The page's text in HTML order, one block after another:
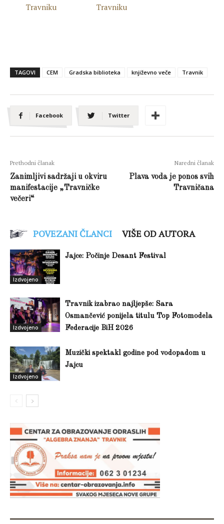
TAGOVI CEM Gradska biblioteka književno veče Travnik
Facebook Twitter
Prethodni članak
Zanimljivi sadržaji u okviru
manifestacije „Travničke
večeri“
Naredni članak
Plava voda je ponos svih
Travničana
POVEZANI ČLANCI VIŠE OD AUTORA
Izdvojeno
Jajce: Počinje Desant Festival
Izdvojeno
Travnik izabrao najljepše: Sara
Osmančević ponijela titulu Top Fotomodela
Federacije BiH 2026
Izdvojeno
Muzički spektakl godine pod vodopadom u
Jajcu